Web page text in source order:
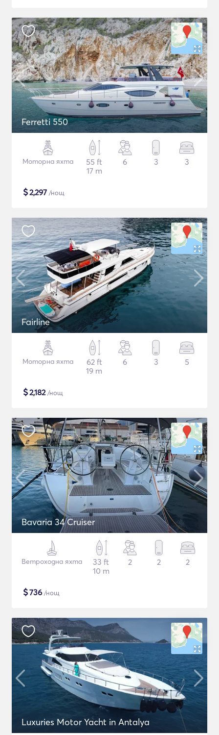
Ferretti 550
Моторна яхта
55 ft
17 m
6 3 3
$2,297 /нощ
Fairline
Моторна яхта
62 ft
19 m
6 3 5
$2,182/нощ
Bavaria 34 Cruiser
Ветроходна яхта
33 ft
10 m
2 2 2
$736 /нощ
Luxuries Motor Yacht in Antalya